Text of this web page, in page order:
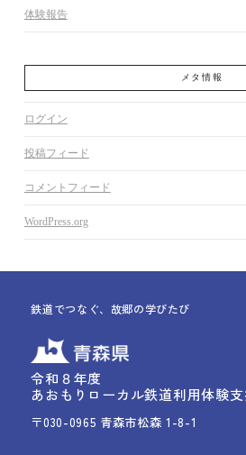
体験報告
メタ情報
ログイン
投稿フィード
コメントフィード
WordPress.org
鉄道でつなぐ、故郷の学びたび
令和８年度
あおもりローカル鉄道利用体験
〒030-0965 青森市松森 1-8-1